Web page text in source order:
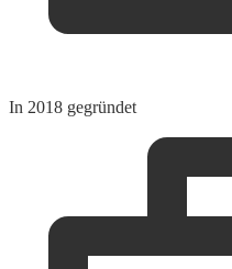
In 2018 gegründet